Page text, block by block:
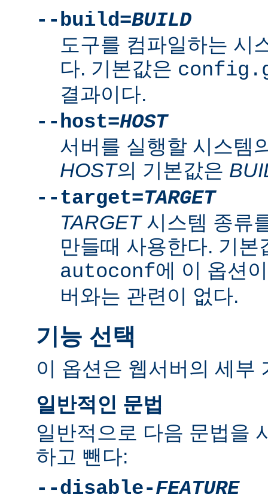
--build=BUILD
도구를 컴파일하는 시
다. 기본값은
결과이다.
--host=HOST
서버를 실행할 시스템
HOST의 기본값은
--target=TARGET
TARGET시스템 종류
만들때 사용한다. 기
autoconf에 이 옵션
버와는 관련이 없다.
기능 선택
이 옵션은 웹서버의 세부
일반적인 문법
일반적으로 다음 문법을
하고 뺀다:
--disable-FEATURE